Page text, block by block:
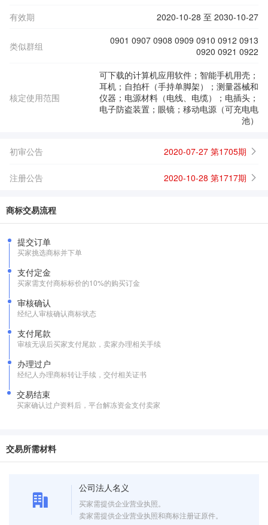
有效期
2020-10-28 至 2030-10-27
类似群组
0901 0907 0908 0909 0910 0912 0913
0920 0921 0922
核定使用范围
可下载的计算机应用软件；智能手机用壳；
耳机；自拍杆（手持单脚架）；测量器械和
仪器；电源材料（电线、电缆）；电插头；
电子防盗装置；眼镜；移动电源（可充电电
池）
初审公告 2020-07-27 第1705期
注册公告 2020-10-28 第1717期
商标交易流程
提交订单
买家挑选商标并下单
支付定金
买家需支付商标标价的10%的购买订金
审核确认
经纪人审核确认商标状态
支付尾款
审核无误后买家支付尾款，卖家办理相关手续
办理过户
经纪人办理商标转让手续，交付相关证书
交易结束
买家确认过户资料后，平台解冻资金支付卖家
交易所需材料
公司法人名义
买家需提供企业营业执照。
卖家需提供企业营业执照和商标注册证原件。